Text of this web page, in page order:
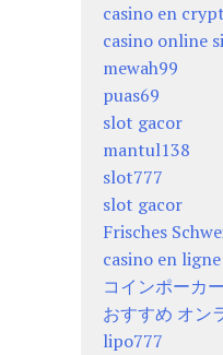
casino en
casino online
mewah99
puas69
slot gacor
mantul138
slot777
slot gacor
Frisches
casino en
コインポーカ
おすすめ オン
lipo777